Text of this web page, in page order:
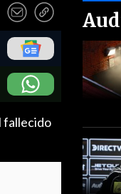
fallecido